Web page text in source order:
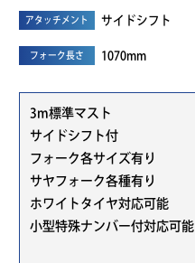
アタッチメント サイドシフト
フォーク長さ 1070mm
3m標準マスト
サイドシフト付
フォーク各サイズ有り
サヤフォーク各種有り
ホワイトタイヤ対応可能
小型特殊ナンバー付対応可能